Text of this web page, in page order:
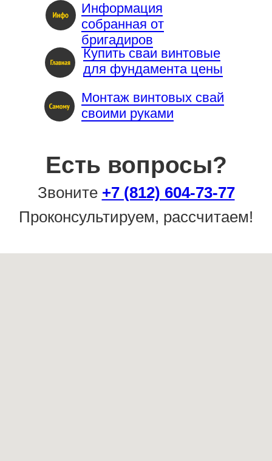
Информация
собранная от
бригадиров
Купить сваи винтовые
для фундамента цены
Монтаж винтовых свай
своими руками
Есть вопросы?
Звоните +7 (812) 604-73-77
Проконсультируем, рассчитаем!